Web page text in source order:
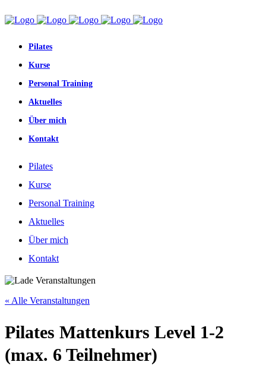
Pilates
Kurse
Personal Training
Aktuelles
Über mich
Kontakt
Pilates
Kurse
Personal Training
Aktuelles
Über mich
Kontakt
« Alle Veranstaltungen
Pilates Mattenkurs Level 1-2
(max. 6 Teilnehmer)